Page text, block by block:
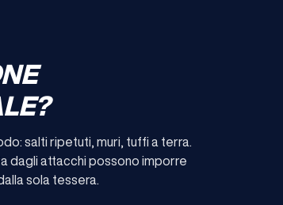
salti ripetuti, muri, tuffi a terra.
dagli attacchi possono imporre
sola tessera.